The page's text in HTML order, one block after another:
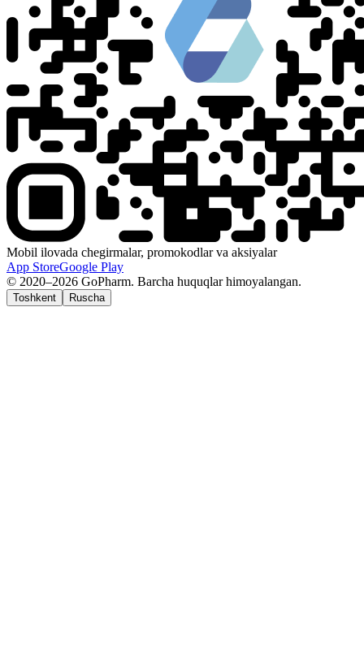
Mobil ilovada chegirmalar, promokodlar va aksiyalar
App StoreGoogle Play
© 2020–2026 GoPharm. Barcha huquqlar himoyalangan.
Toshkent Ruscha